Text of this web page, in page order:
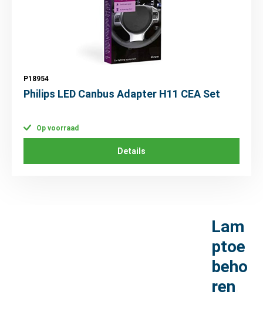
P18954
Philips LED Canbus Adapter H11 CEA Set
Op voorraad
Details
Lam
ptoe
beho
ren